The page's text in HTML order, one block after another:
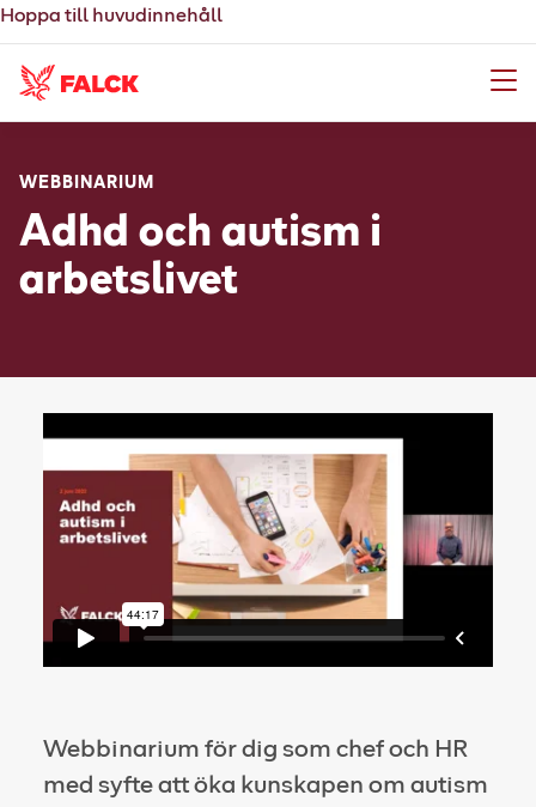
Hoppa till huvudinnehåll
Meny
WEBBINARIUM
Adhd och autism i
arbetslivet
Webbinarium för dig som chef och HR
med syfte att öka kunskapen om autism